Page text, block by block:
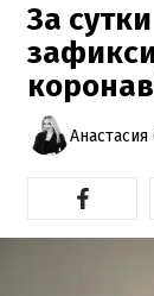
За